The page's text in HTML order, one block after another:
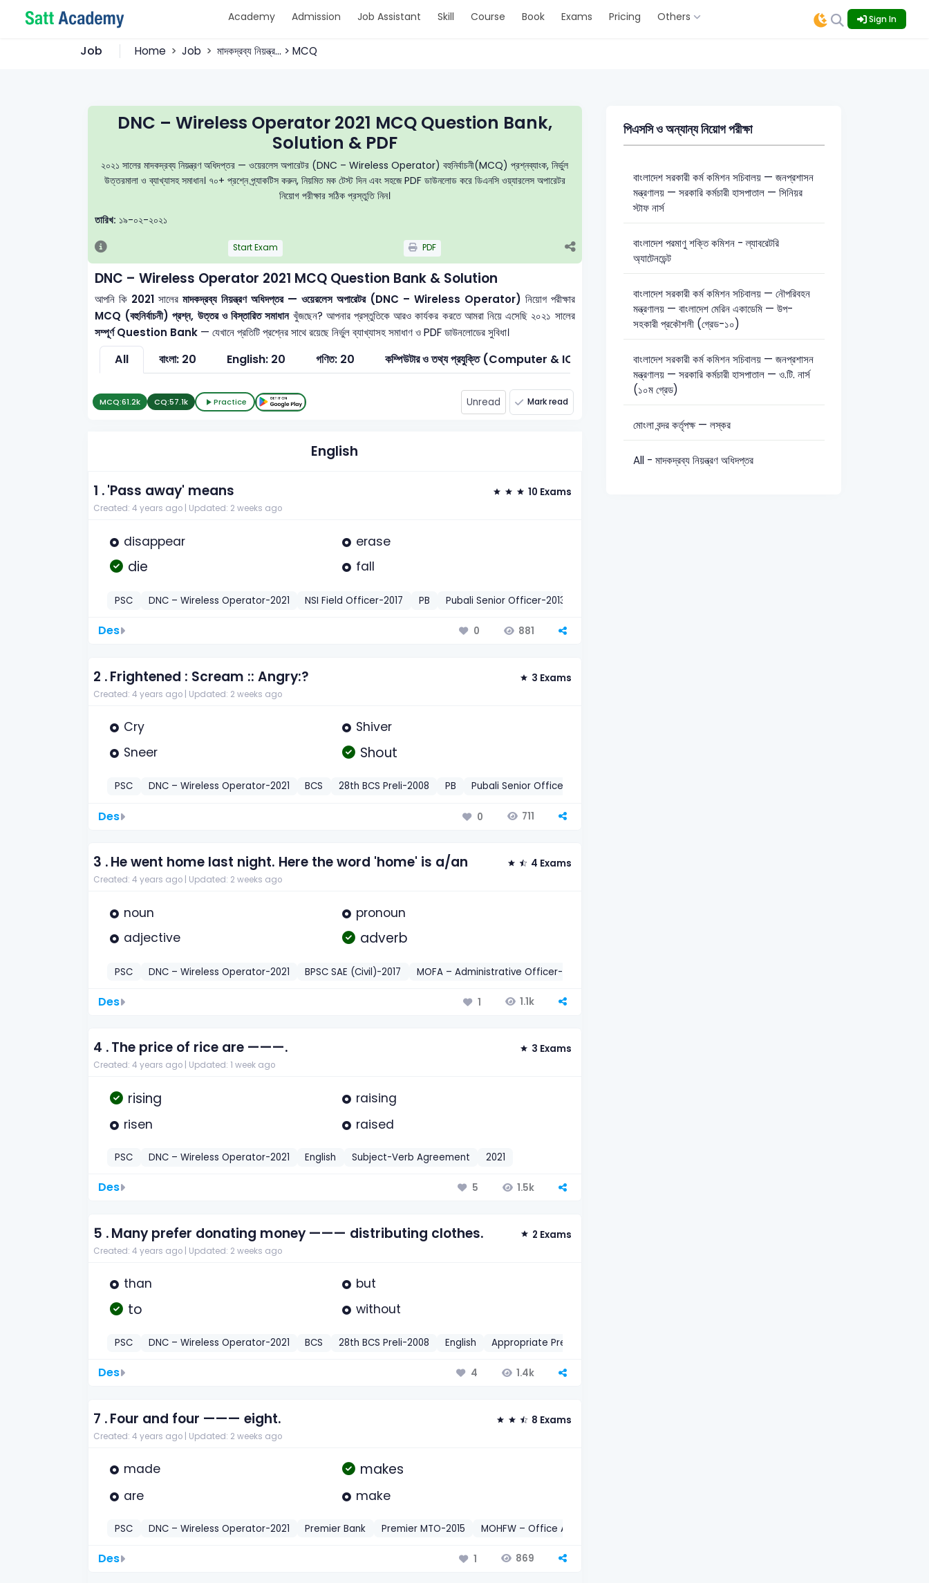
Academy Admission Job Assistant Skill Course Book Exams Pricing Others Sign In
Job Home Job মাদকদ্রব্য নিয়ন্ত্র... > MCQ
DNC – Wireless Operator 2021 MCQ Question Bank,
Solution & PDF
২০২১ সালের মাদকদ্রব্য নিয়ন্ত্রণ অধিদপ্তর — ওয়েরলেস অপারেটর (DNC – Wireless Operator) বহুনির্বাচনী(MCQ) প্রশ্নব্যাংক, নির্ভুল
উত্তরমালা ও ব্যাখ্যাসহ সমাধান। ৭০+ প্রশ্নে প্র্যাকটিস করুন, নিয়মিত মক টেস্ট দিন এবং সহজে PDF ডাউনলোড করে ডিএনসি ওয়্যারলেস অপারেটর
নিয়োগ পরীক্ষার সঠিক প্রস্তুতি নিন।
তারিখ: ১৯-০২-২০২১
Start Exam PDF
DNC – Wireless Operator 2021 MCQ Question Bank & Solution
আপনি কি 2021সালের মাদকদ্রব্য নিয়ন্ত্রণ অধিদপ্তর — ওয়েরলেস অপারেটর (DNC – Wireless Operator) নিয়োগ পরীক্ষার
MCQ (বহুনির্বাচনী) প্রশ্ন, উত্তর ও বিস্তারিত সমাধানখুঁজছেন? আপনার প্রস্তুতিকে আরও কার্যকর করতে আমরা নিয়ে এসেছি ২০২১ সালের
সম্পূর্ণ Question Bank — যেখানে প্রতিটি প্রশ্নের সাথে রয়েছে নির্ভুল ব্যাখ্যাসহ সমাধাণ ও PDF ডাউনলোডের সুবিধা।
All বাংলা: 20 English: 20 গণিত: 20 কম্পিউটার ও তথ্য প্রযুক্তি (Computer & ICT): 1 সাধারণ জ্ঞান: 9
MCQ:61.2k CQ:57.1k Practice Unread Mark read
English
1 .'Pass away' means 10 Exams
Created: 4 years ago | Updated: 2 weeks ago
disappear erase
die fall
PSC DNC – Wireless Operator-2021 NSI Field Officer-2017 PB Pubali Senior Officer-2013
Des 0 881
2 .Frightened : Scream :: Angry:? 3 Exams
Created: 4 years ago | Updated: 2 weeks ago
Cry
Shiver
Sneer
Shout
PSC DNC – Wireless Operator-2021 BCS 28th BCS Preli-2008 PB Pubali Senior Officer-2013
Des 0 711
3 .He went home last night. Here the word 'home' is a/an 4 Exams
Created: 4 years ago | Updated: 2 weeks ago
noun
pronoun
adjective
adverb
PSC DNC – Wireless Operator-2021 BPSC SAE (Civil)-2017 MOFA – Administrative Officer-2019
Des 1 1.1k
4 .The price of rice are ———. 3 Exams
Created: 4 years ago | Updated: 1 week ago
rising
raising
risen
raised
PSC DNC – Wireless Operator-2021 English Subject-Verb Agreement 2021
Des 5 1.5k
5 .Many prefer donating money ——— distributing clothes. 2 Exams
Created: 4 years ago | Updated: 2 weeks ago
than but
to without
PSC DNC – Wireless Operator-2021 BCS 28th BCS Preli-2008 English Appropriate Preposition
Des 4 1.4k
7 .Four and four ——— eight. 8 Exams
Created: 4 years ago | Updated: 2 weeks ago
made makes
are make
PSC DNC – Wireless Operator-2021 Premier Bank Premier MTO-2015 MOHFW – Office Assistant Cum-Computer Typist-2019
Des 1 869
পিএসসি ও অন্যান্য নিয়োগ পরীক্ষা
বাংলাদেশ সরকারী কর্ম কমিশন সচিবালয় — জনপ্রশাসন
মন্ত্রণালয় — সরকারি কর্মচারী হাসপাতাল — সিনিয়র
স্টাফ নার্স
বাংলাদেশ পরমাণু শক্তি কমিশন - ল্যাবরেটরি
অ্যাটেনডেন্ট
বাংলাদেশ সরকারী কর্ম কমিশন সচিবালয় — নৌপরিবহন
মন্ত্রণালয় — বাংলাদেশ মেরিন একাডেমি — উপ-
সহকারী প্রকৌশলী (গ্রেড-১০)
বাংলাদেশ সরকারী কর্ম কমিশন সচিবালয় — জনপ্রশাসন
মন্ত্রণালয় — সরকারি কর্মচারী হাসপাতাল — ও.টি. নার্স
(১০ম গ্রেড)
মোংলা বন্দর কর্তৃপক্ষ — লস্কর
All - মাদকদ্রব্য নিয়ন্ত্রণ অধিদপ্তর